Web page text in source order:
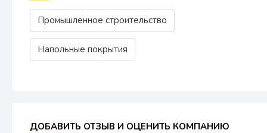
Промышленное строительство
Напольные покрытия
ДОБАВИТЬ ОТЗЫВ И ОЦЕНИТЬ КОМПАНИЮ